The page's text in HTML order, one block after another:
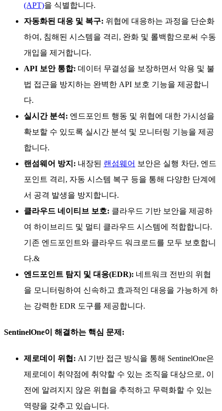
(APT)을 식별합니다.
자동화된 대응 및 복구: 위협에 대응하는 과정을 단순화
하여, 침해된 시스템을 격리, 완화 및 롤백함으로써 수동
개입을 제거합니다.
API 보안 통합: 데이터 무결성을 보장하면서 악용 및 불
법 접근을 방지하는 완벽한 API 보호 기능을 제공합니
다.
실시간 분석: 엔드포인트 행동 및 위협에 대한 가시성을
확보할 수 있도록 실시간 분석 및 모니터링 기능을 제공
합니다.
랜섬웨어 방지: 내장된 랜섬웨어 보안은 실행 차단, 엔드
포인트 격리, 자동 시스템 복구 등을 통해 다양한 단계에
서 공격 발생을 방지합니다.
클라우드 네이티브 보호: 클라우드 기반 보안을 제공하
여 하이브리드 및 멀티 클라우드 시스템에 적합합니다.
기존 엔드포인트와 클라우드 워크로드를 모두 보호합니
다.&
엔드포인트 탐지 및 대응(EDR): 네트워크 전반의 위협
을 모니터링하여 신속하고 효과적인 대응을 가능하게 하
는 강력한 EDR 도구를 제공합니다.
SentinelOne이 해결하는 핵심 문제:
제로데이 위협: AI 기반 접근 방식을 통해 SentinelOne은
제로데이 취약점에 취약할 수 있는 조직을 대상으로, 이
전에 알려지지 않은 위협을 추적하고 무력화할 수 있는
역량을 갖추고 있습니다.